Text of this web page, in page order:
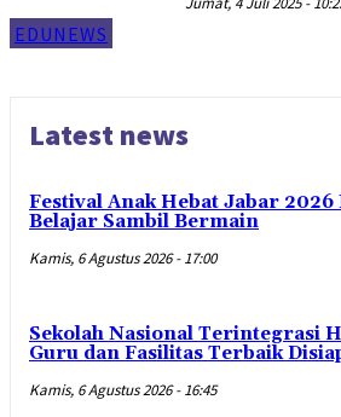
EDUNEWS
Latest news
Festival Anak Hebat Jabar 2026
Belajar Sambil Bermain
Kamis, 6 Agustus 2026 - 17:00
Sekolah Nasional Terintegrasi
Guru dan Fasilitas Terbaik
Kamis, 6 Agustus 2026 - 16:45